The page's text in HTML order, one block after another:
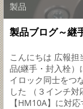
製品
製品ブログ～継
こんにちは 広報
品(継手・封入栓）
イロック同士をつ
した （３インチ
【HM10A】に対